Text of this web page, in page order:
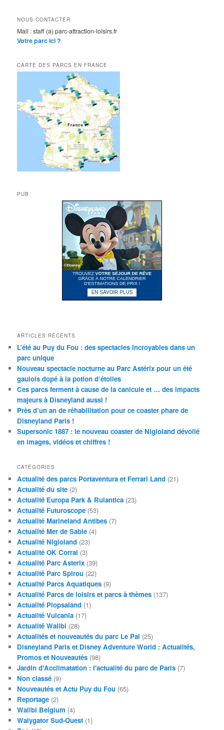
NOUS CONTACTER
Mail : staff (a) parc-attraction-loisirs.fr
Votre parc ici ?
CARTE DES PARCS EN FRANCE
PUB
ARTICLES RÉCENTS
L’été au Puy du Fou : des spectacles incroyables dans un
parc unique
Nouveau spectacle nocturne au Parc Astérix pour un été
gaulois dopé à la potion d’étoiles
Ces parcs ferment à cause de la canicule et … des impacts
majeurs à Disneyland aussi !
Près d’un an de réhabilitation pour ce coaster phare de
Disneyland Paris !
Supersonic 1887 : le nouveau coaster de Nigloland dévoilé
en images, vidéos et chiffres !
CATÉGORIES
Actualité des parcs Portaventura et Ferrari Land (21)
Actualité du site (2)
Actualité Europa Park & Rulantica (23)
Actualité Futuroscope (53)
Actualité Marineland Antibes (7)
Actualité Mer de Sable (4)
Actualité Nigloland (23)
Actualité OK Corral (3)
Actualité Parc Asterix (39)
Actualité Parc Spirou (22)
Actualité Parcs Aquatiques (9)
Actualité Parcs de loisirs et parcs à thèmes (137)
Actualité Plopsaland (1)
Actualité Vulcania (17)
Actualité Walibi (28)
Actualités et nouveautés du parc Le Pal (25)
Disneyland Paris et Disney Adventure World : Actualités,
Promos et Nouveautés (98)
Jardin d'Acclimatation : l'actualité du parc de Paris (7)
Non classé (9)
Nouveautés et Actu Puy du Fou (65)
Reportage (2)
Walibi Belgium (4)
Walygator Sud-Ouest (1)